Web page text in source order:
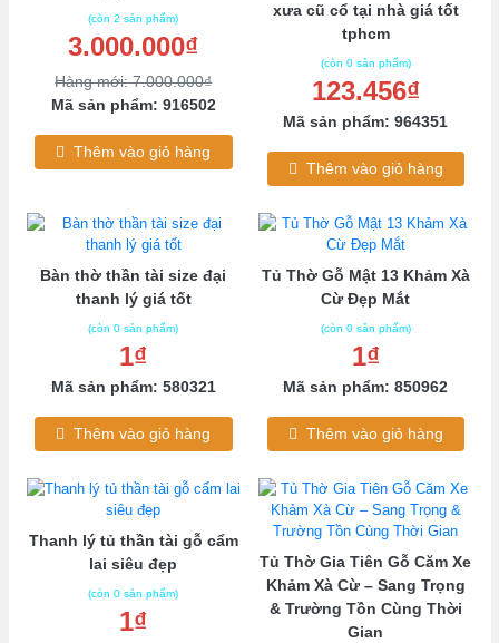
Tủ thờ 13 trám– mẫu tủ xưa truyền thống miền Tây
Tủ thờ bụng phệ– kiểu dáng cổ điển, sang trọng, thể hiện sự
sung túc
Tủ thờ trơn xưa
– mộc mạc, đơn giản, mang đậm nét truyền
thống
tủ thờ gỗ gụ, gỗ mun, gỗ hương, gỗ xoan đào,
DỊCH VỤ TẬN TÂM – UY TÍN:
Thu mua tận nơi – định giá nhanh, thanh toán liền tay
Bán tủ thờ đã qua chọn lọc, được vệ sinh – tân trang – giữ nguyên giá
Có nhận phục hồi – sửa chữa – chạm khắc lại hoa văn cho tủ thờ cũ
Đội ngũ am hiểu về gỗ, phong thủy và giá trị truyền thống
(còn 2 sản phẩm)
3.000.000₫
Hàng mới: 7.000.000₫
Mã sản phẩm: 916502
Thêm vào giỏ hàng
xưa cũ cổ tại nhà giá tốt
tphcm
(còn 0 sản phẩm)
123.456₫
Mã sản phẩm: 964351
Thêm vào giỏ hàng
Bàn thờ thần tài size đại
thanh lý giá tốt
(còn 0 sản phẩm)
1₫
Mã sản phẩm: 580321
Thêm vào giỏ hàng
Tủ Thờ Gỗ Mật 13 Khảm Xà
Cừ Đẹp Mắt
(còn 0 sản phẩm)
1₫
Mã sản phẩm: 850962
Thêm vào giỏ hàng
Thanh lý tủ thần tài gỗ cẩm
lai siêu đẹp
(còn 0 sản phẩm)
1₫
Tủ Thờ Gia Tiên Gỗ Căm Xe
Khảm Xà Cừ – Sang Trọng
& Trường Tồn Cùng Thời
Gian